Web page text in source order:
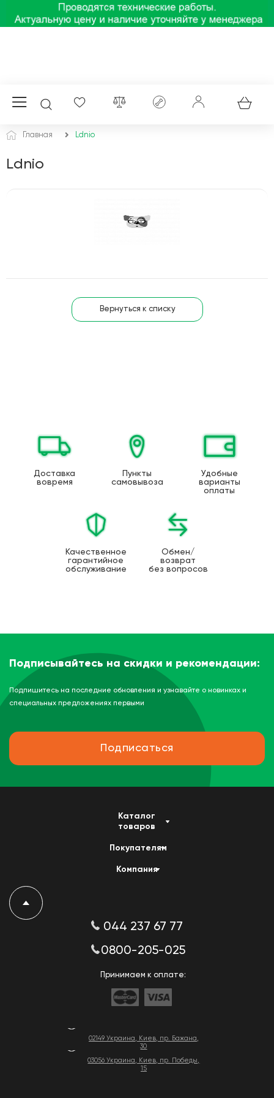
Главная Ldnio
Ldnio
Вернуться к списку
Доставка
вовремя
Пункты
самовывоза
Удобные
варианты
оплаты
Качественное
гарантийное
обслуживание
Обмен/
возврат
без вопросов
Подписывайтесь на скидки и рекомендации:
Подпишитесь на последние обновления и узнавайте о новинках и
специальных предложениях первыми
Подписаться
02149 Украина, Киев, пр. Бажана,
30
03056 Украина, Киев, пр. Победы,
15
Каталог
товаров
Покупателям
Компания
044 237 67 77
0800-205-025
Принимаем к оплате: